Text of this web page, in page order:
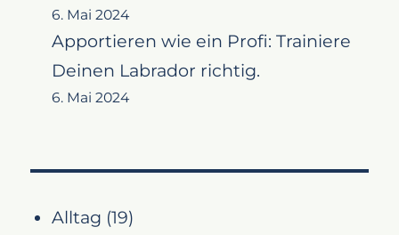
6. Mai 2024
Apportieren wie ein Profi: Trainiere
Deinen Labrador richtig.
6. Mai 2024
Alltag (19)